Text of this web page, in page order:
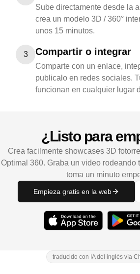
Sube directamente desde la
crea un modelo 3D / 360°
unos 15 minutos.
3 Compartir o integrar
Comparte con un enlace,
publicalo en redes sociales.
funcionan en cualquier lugar
¿Listo para
Crea facilmente showcases 3D
Optimal 360. Graba un video rodeando
toma un minuto
Empieza gratis en la web
traducido con IA del inglés vía